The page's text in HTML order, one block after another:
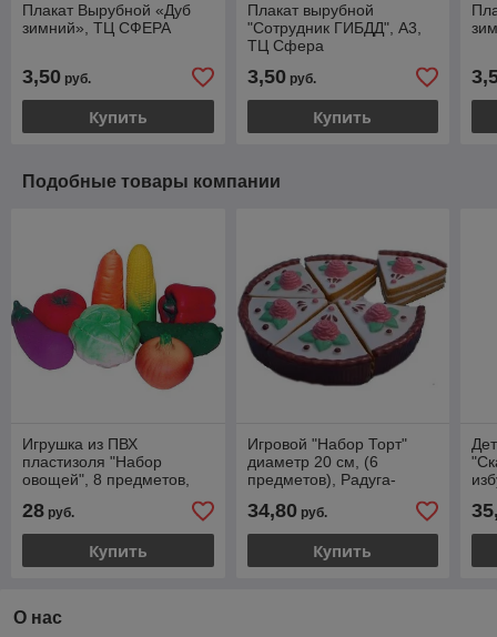
Плакат Вырубной «Дуб
зимний», ТЦ СФЕРА
3,50 руб.
Купить
Плакат вырубной
"Сотрудник ГИБДД", А3,
ТЦ Сфера
3,50руб.
Купить
Подобные товары компании
Игрушка из ПВХ
пластизоля "Набор
овощей", 8 предметов,
28 руб.
Купить
Игровой "Набор Торт"
диаметр 20 см, (6
предметов), Радуга-
34,80руб.
Купить
О нас